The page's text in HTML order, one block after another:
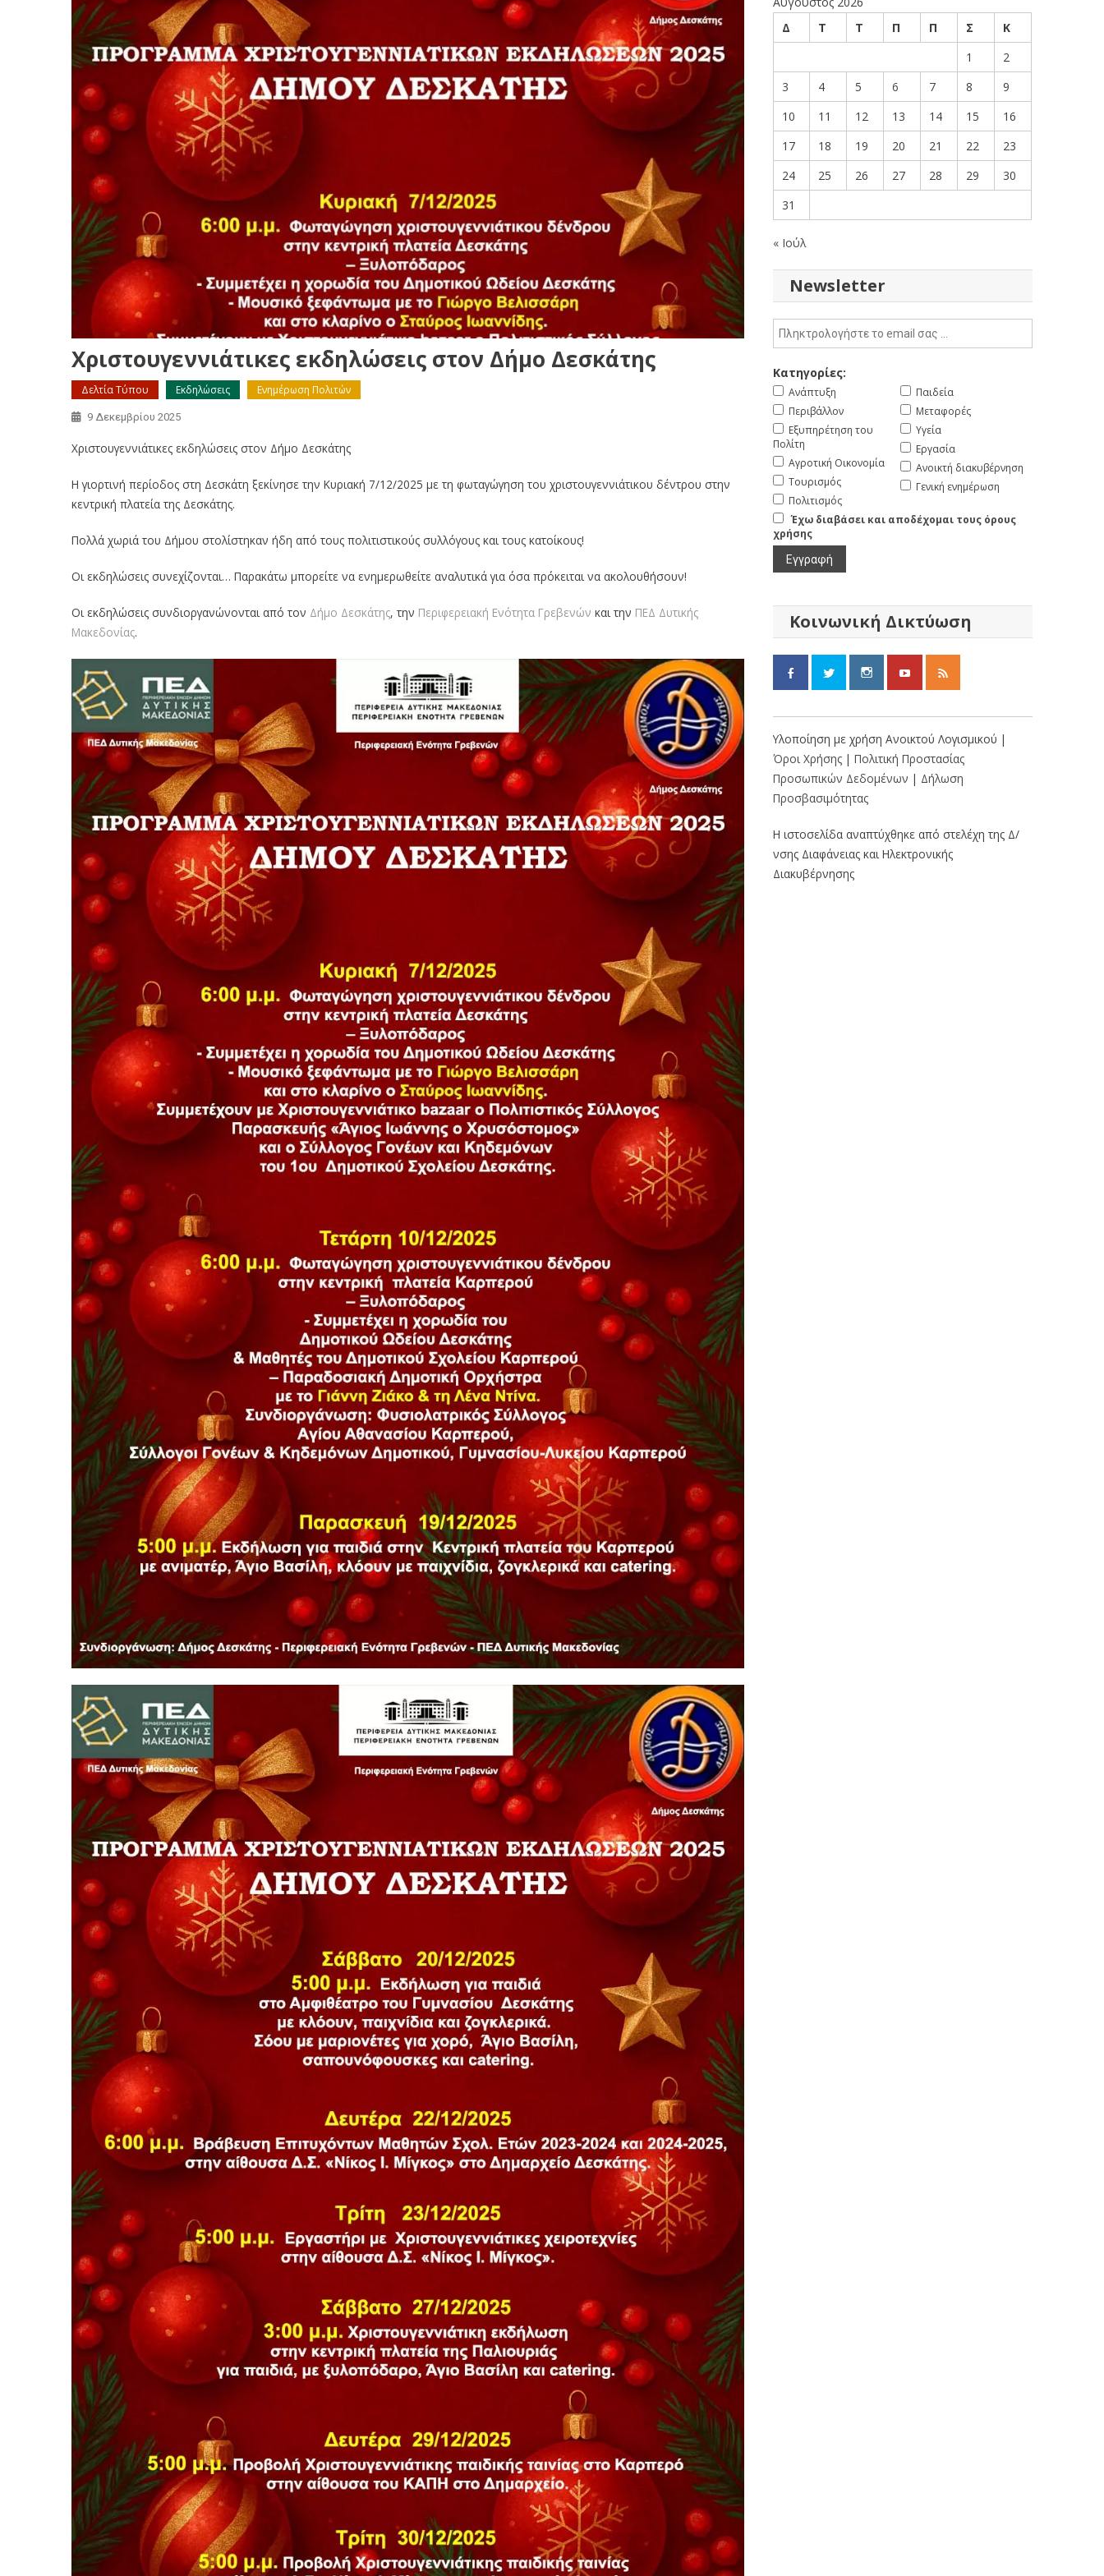
Χριστουγεννιάτικες εκδηλώσεις στον Δήμο Δεσκάτης
Δελτία Τύπου Εκδηλώσεις Ενημέρωση Πολιτών
9 Δεκεμβρίου 2025
Χριστουγεννιάτικες εκδηλώσεις στον Δήμο Δεσκάτης
Η γιορτινή περίοδος στη Δεσκάτη ξεκίνησε την Κυριακή 7/12/2025 με τη φωταγώγηση του χριστουγεννιάτικου δέντρου στην
κεντρική πλατεία της Δεσκάτης.
Πολλά χωριά του Δήμου στολίστηκαν ήδη από τους πολιτιστικούς συλλόγους και τους κατοίκους!
Οι εκδηλώσεις συνεχίζονται… Παρακάτω μπορείτε να ενημερωθείτε αναλυτικά για όσα πρόκειται να ακολουθήσουν!
Οι εκδηλώσεις συνδιοργανώνονται από τον Δήμο Δεσκάτης, την Περιφερειακή Ενότητα Γρεβενών και την ΠΕΔ Δυτικής
Μακεδονίας.
Δ
Τ Τ Π Π Σ
Κ
1
2
3
4 5 6 7 8
9
10
11 12 13 14 15
16
17
18 19 20 21 22
23
24
25 26 27 28 29
30
31
« Ιούλ
Newsletter
Κατηγορίες:
Ανάπτυξη
Περιβάλλον
Εξυπηρέτηση του
Πολίτη
Αγροτική Οικονομία
Τουρισμός
Πολιτισμός
Παιδεία
Μεταφορές
Υγεία
Εργασία
Ανοικτή διακυβέρνηση
Γενική ενημέρωση
Έχω διαβάσει και αποδέχομαι τους όρους
χρήσης
Κοινωνική Δικτύωση
Υλοποίηση με χρήση Ανοικτού Λογισμικού |
Όροι Χρήσης |Πολιτική Προστασίας
Προσωπικών Δεδομένων | Δήλωση
Προσβασιμότητας
Η ιστοσελίδα αναπτύχθηκε από στελέχη της Δ/
νσης Διαφάνειας και Ηλεκτρονικής
Διακυβέρνησης